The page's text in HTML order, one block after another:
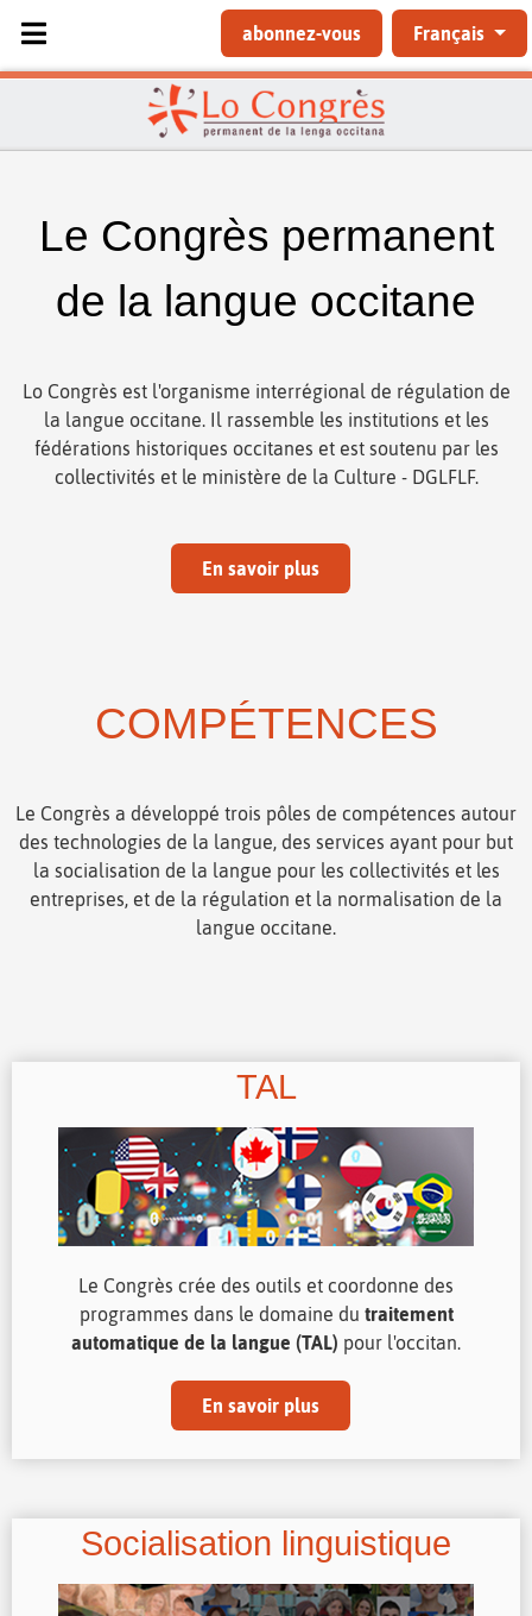
Sélectionnez votre langue
abonnez-vous Français
Le Congrès permanent
de la langue occitane
Lo Congrès est l'organisme interrégional de régulation de
la langue occitane. Il rassemble les institutions et les
fédérations historiques occitanes et est soutenu par les
collectivités et le ministère de la Culture - DGLFLF.
En savoir plus
COMPÉTENCES
Le Congrès a développé trois pôles de compétences autour
des technologies de la langue, des services ayant pour but
la socialisation de la langue pour les collectivités et les
entreprises, et de la régulation et la normalisation de la
langue occitane.
TAL
Le Congrès crée des outils et coordonne des
programmes dans le domaine du traitement
automatique de la langue (TAL) pour l'occitan.
En savoir plus
Socialisation linguistique